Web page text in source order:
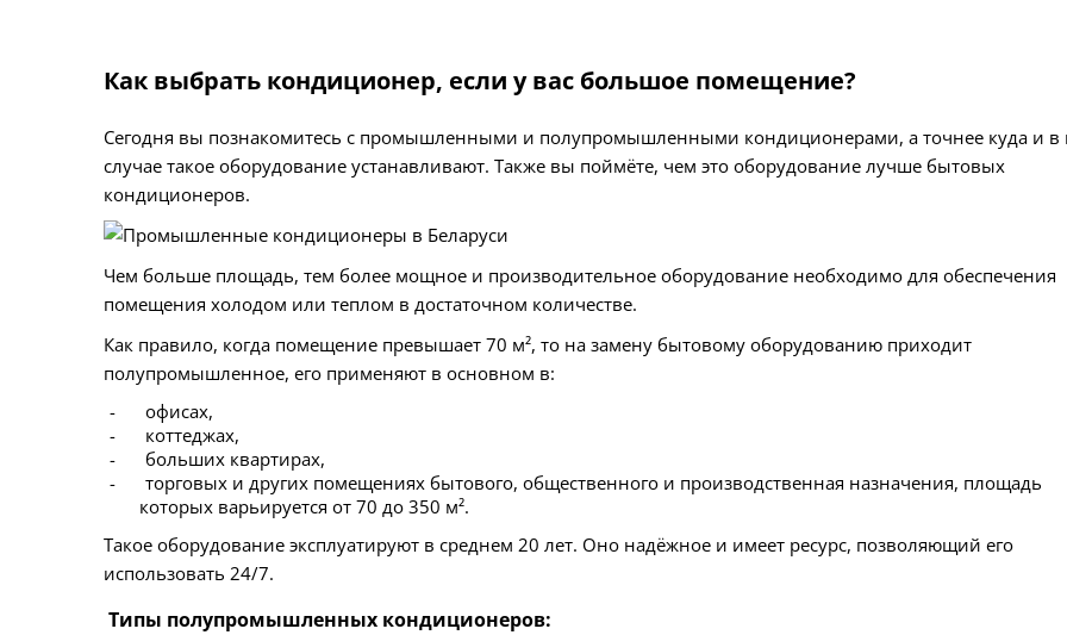
Как выбрать кондиционер, если у вас большое помещение?
Сегодня вы познакомитесь с промышленными и полупромышленными кондиционерами, а точнее куда и в
случае такое оборудование устанавливают. Также вы поймёте, чем это оборудование лучше бытовых
кондиционеров.
Чем больше площадь, тем более мощное и производительное оборудование необходимо для обеспечения
помещения холодом или теплом в достаточном количестве.
Как правило, когда помещение превышает 70 м², то на замену бытовому оборудованию приходит
полупромышленное, его применяют в основном в:
офисах,
коттеджах,
больших квартирах,
торговых и других помещениях бытового, общественного и производственная назначения, площадь
которых варьируется от 70 до 350 м².
Такое оборудование эксплуатируют в среднем 20 лет. Оно надёжное и имеет ресурс, позволяющий его
использовать 24/7.
Типы полупромышленных кондиционеров: